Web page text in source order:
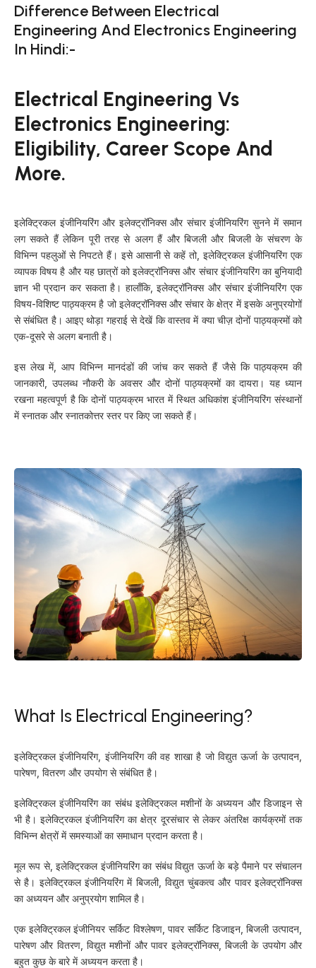
Difference Between Electrical
Engineering And Electronics Engineering
In Hindi:-
Electrical Engineering Vs
Electronics Engineering:
Eligibility, Career Scope And
More.
इलेक्ट्रिकल इंजीनियरिंग और इलेक्ट्रॉनिक्स और संचार इंजीनियरिंग सुनने में समान
लग सकते हैं लेकिन पूरी तरह से अलग हैं और बिजली और बिजली के संचरण के
विभिन्न पहलुओं से निपटते हैं। इसे आसानी से कहें तो, इलेक्ट्रिकल इंजीनियरिंग एक
व्यापक विषय है और यह छात्रों को इलेक्ट्रॉनिक्स और संचार इंजीनियरिंग का बुनियादी
ज्ञान भी प्रदान कर सकता है। हालाँकि, इलेक्ट्रॉनिक्स और संचार इंजीनियरिंग एक
विषय-विशिष्ट पाठ्यक्रम है जो इलेक्ट्रॉनिक्स और संचार के क्षेत्र में इसके अनुप्रयोगों
से संबंधित है। आइए थोड़ा गहराई से देखें कि वास्तव में क्या चीज़ दोनों पाठ्यक्रमों को
एक-दूसरे से अलग बनाती है।
इस लेख में, आप विभिन्न मानदंडों की जांच कर सकते हैं जैसे कि पाठ्यक्रम की
जानकारी, उपलब्ध नौकरी के अवसर और दोनों पाठ्यक्रमों का दायरा। यह ध्यान
रखना महत्वपूर्ण है कि दोनों पाठ्यक्रम भारत में स्थित अधिकांश इंजीनियरिंग संस्थानों
में स्नातक और स्नातकोत्तर स्तर पर किए जा सकते हैं।
What Is Electrical Engineering?
इलेक्ट्रिकल इंजीनियरिंग, इंजीनियरिंग की वह शाखा है जो विद्युत ऊर्जा के उत्पादन,
पारेषण, वितरण और उपयोग से संबंधित है।
इलेक्ट्रिकल इंजीनियरिंग का संबंध इलेक्ट्रिकल मशीनों के अध्ययन और डिजाइन से
भी है। इलेक्ट्रिकल इंजीनियरिंग का क्षेत्र दूरसंचार से लेकर अंतरिक्ष कार्यक्रमों तक
विभिन्न क्षेत्रों में समस्याओं का समाधान प्रदान करता है।
मूल रूप से, इलेक्ट्रिकल इंजीनियरिंग का संबंध विद्युत ऊर्जा के बड़े पैमाने पर संचालन
से है। इलेक्ट्रिकल इंजीनियरिंग में बिजली, विद्युत चुंबकत्व और पावर इलेक्ट्रॉनिक्स
का अध्ययन और अनुप्रयोग शामिल है।
एक इलेक्ट्रिकल इंजीनियर सर्किट विश्लेषण, पावर सर्किट डिजाइन, बिजली उत्पादन,
पारेषण और वितरण, विद्युत मशीनों और पावर इलेक्ट्रॉनिक्स, बिजली के उपयोग और
बहुत कुछ के बारे में अध्ययन करता है।